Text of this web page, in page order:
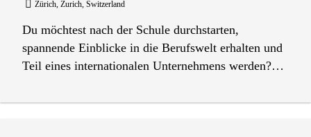
e requisitos legais.
Zürich, Zurich, Switzerland
Du möchtest nach der Schule durchstarten,
spannende Einblicke in die Berufswelt erhalten und
Teil eines internationalen Unternehmens werden?
Tunnel, Windparks oder moderne Industrieanlagen: